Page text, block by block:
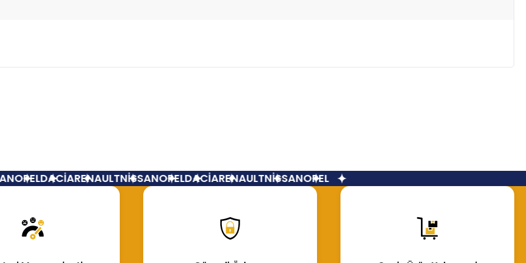
OPELDACİARENAULTNİSSANOPELDACİARENAULTNİSSANOPEL